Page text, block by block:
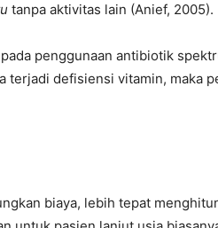
tanpa aktivitas lain (Anief, 2005).
penggunaan antibiotik
terjadi defisiensi vitamin, maka
biaya, lebih tepat